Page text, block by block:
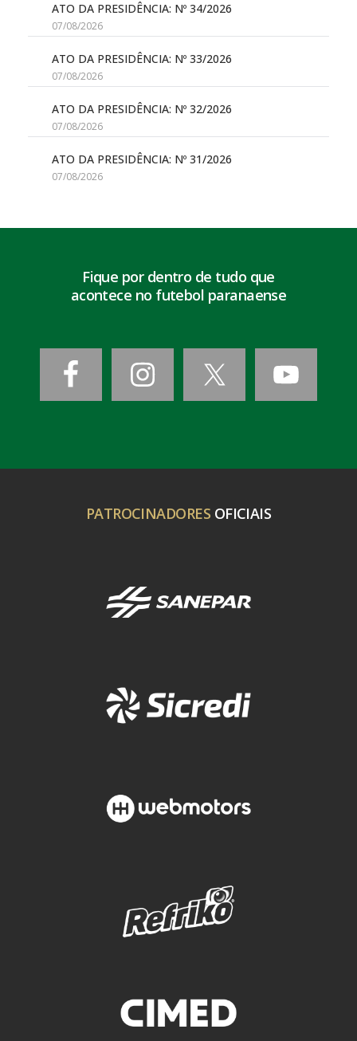
ATO DA PRESIDÊNCIA: Nº 34/2026
07/08/2026
ATO DA PRESIDÊNCIA: Nº 33/2026
07/08/2026
ATO DA PRESIDÊNCIA: Nº 32/2026
07/08/2026
ATO DA PRESIDÊNCIA: Nº 31/2026
07/08/2026
Fique por dentro de tudo que
acontece no futebol paranaense
PATROCINADORES OFICIAIS